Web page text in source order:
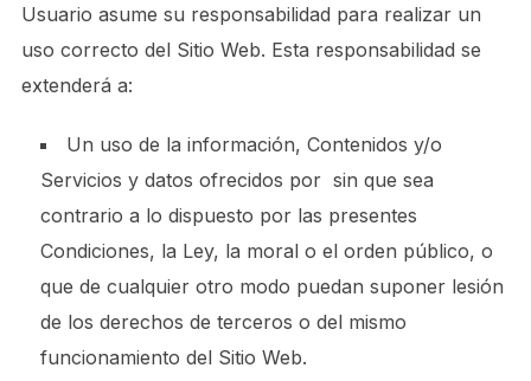
Usuario asume su responsabilidad para realizar un
uso correcto del Sitio Web. Esta responsabilidad se
extenderá a:
Un uso de la información, Contenidos y/o
Servicios y datos ofrecidos por sin que sea
contrario a lo dispuesto por las presentes
Condiciones, la Ley, la moral o el orden público, o
que de cualquier otro modo puedan suponer lesión
de los derechos de terceros o del mismo
funcionamiento del Sitio Web.